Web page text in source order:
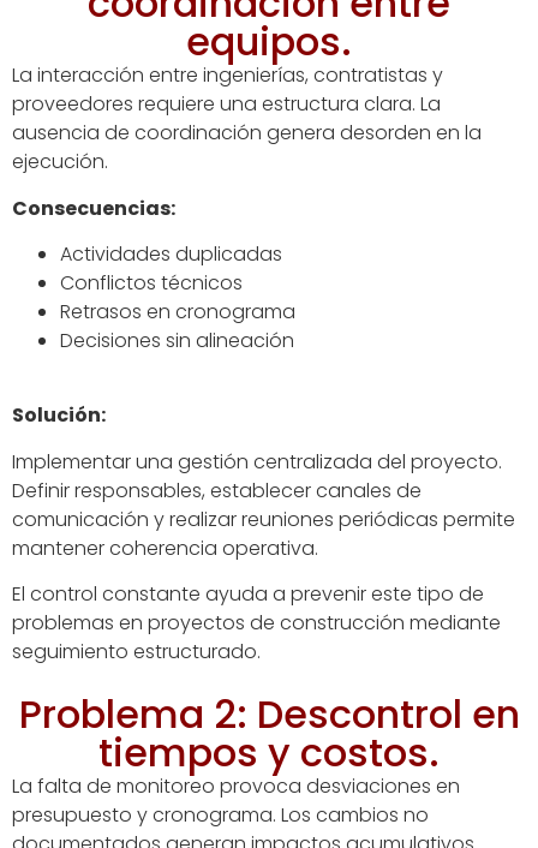
equipos.
La interacción entre ingenierías, contratistas y
proveedores requiere una estructura clara. La
ausencia de coordinación genera desorden en la
ejecución.
Consecuencias:
Actividades duplicadas
Conflictos técnicos
Retrasos en cronograma
Decisiones sin alineación
Solución:
Implementar una gestión centralizada del proyecto.
Definir responsables, establecer canales de
comunicación y realizar reuniones periódicas permite
mantener coherencia operativa.
El control constante ayuda a prevenir este tipo de
problemas en proyectos de construcción mediante
seguimiento estructurado.
Problema 2: Descontrol en
tiempos y costos.
La falta de monitoreo provoca desviaciones en
presupuesto y cronograma. Los cambios no